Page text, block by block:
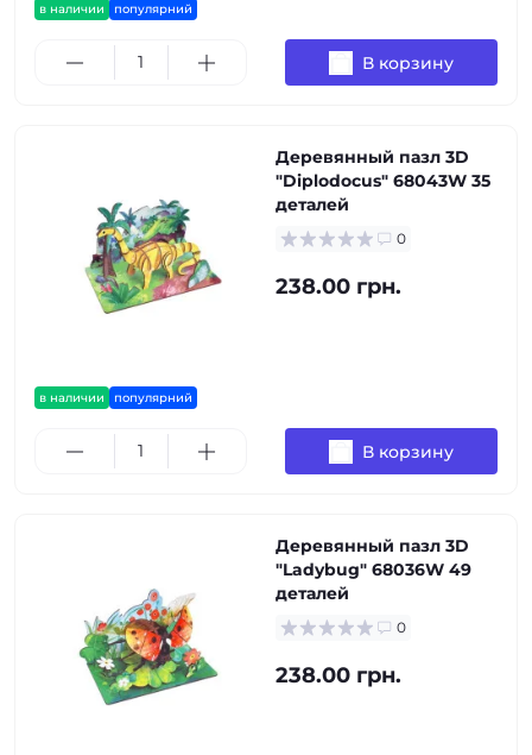
в наличии популярний
В корзину
в наличии популярний
Деревянный пазл 3D
"Diplodocus" 68043W 35
деталей
0
238.00 грн.
В корзину
Деревянный пазл 3D
"Ladybug" 68036W 49
деталей
0
238.00 грн.